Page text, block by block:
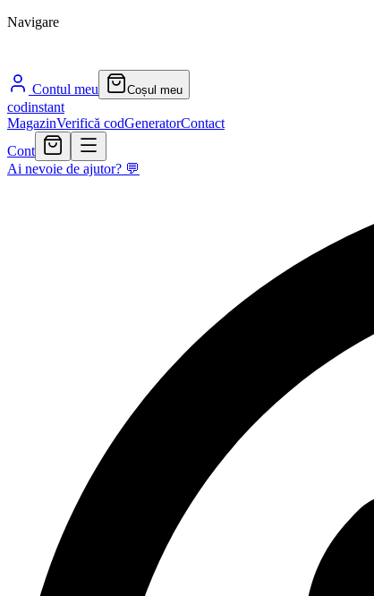
Navigare
Contul meu Coșul meu
codinstant
MagazinVerifică codGeneratorContact
Cont
Ai nevoie de ajutor? 💬